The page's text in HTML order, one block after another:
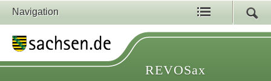
Navigation
REVOSax